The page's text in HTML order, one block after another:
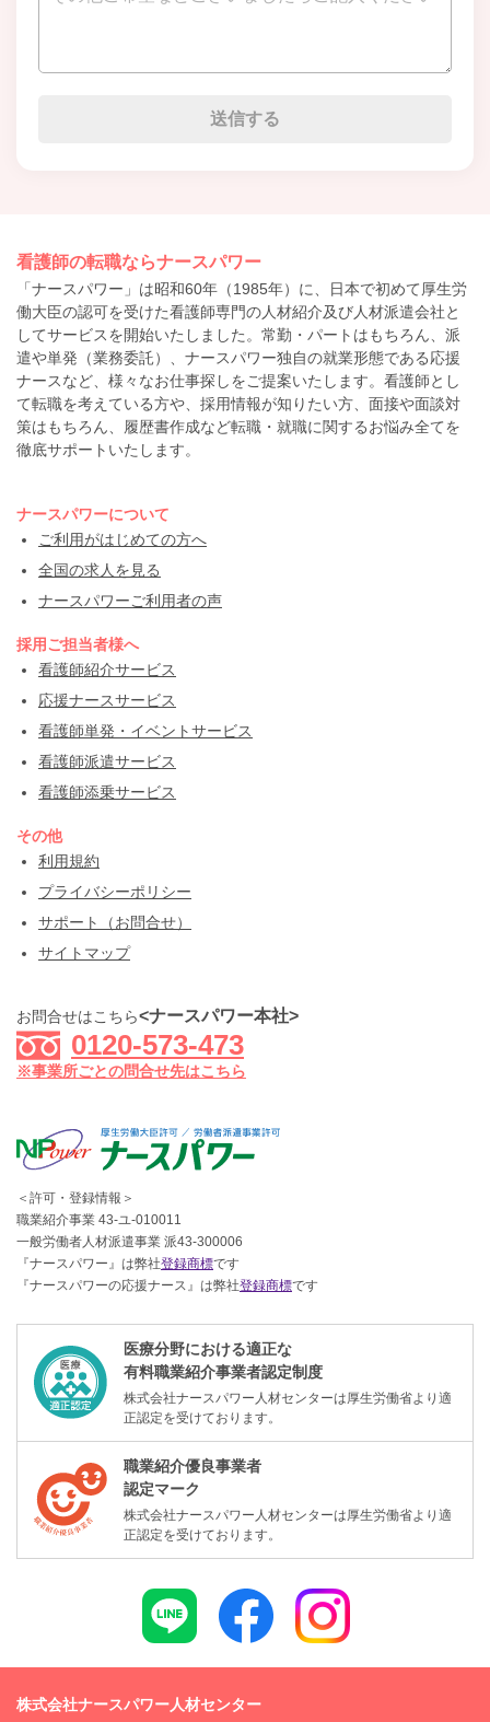
看護師の転職ならナースパワー
「ナースパワー」は昭和60年（1985年）に、日本で初めて厚生労
働大臣の認可を受けた看護師専門の人材紹介及び人材派遣会社と
してサービスを開始いたしました。常勤・パートはもちろん、派
遣や単発（業務委託）、ナースパワー独自の就業形態である応援
ナースなど、様々なお仕事探しをご提案いたします。看護師とし
て転職を考えている方や、採用情報が知りたい方、面接や面談対
策はもちろん、履歴書作成など転職・就職に関するお悩み全てを
徹底サポートいたします。
ナースパワーについて
ご利用がはじめての方へ
全国の求人を見る
ナースパワーご利用者の声
採用ご担当者様へ
看護師紹介サービス
応援ナースサービス
看護師単発・イベントサービス
看護師派遣サービス
看護師添乗サービス
その他
利用規約
プライバシーポリシー
サポート（お問合せ）
サイトマップ
お問合せはこちら<ナースパワー本社>
0120-573-473
※事業所ごとの問合せ先はこちら
＜許可・登録情報＞
職業紹介事業 43-ユ-010011
一般労働者人材派遣事業 派43-300006
『ナースパワー』は弊社登録商標です
『ナースパワーの応援ナース』は弊社登録商標です
医療分野における適正な
有料職業紹介事業者認定制度
株式会社ナースパワー人材センターは厚生労働省より適
正認定を受けております。
職業紹介優良事業者
認定マーク
株式会社ナースパワー人材センターは厚生労働省より適
正認定を受けております。
株式会社ナースパワー人材センター